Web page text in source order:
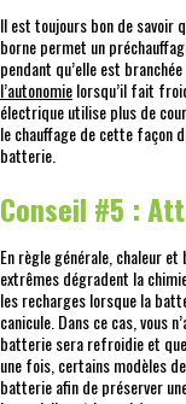
Il est toujours bon de savoir
borne permet un
pendant qu’elle est
l’autonomielorsqu’il fait
électrique utilise plus de
le chauffage de cette façon
batterie.
Conseil #5 :
En règle générale, chaleur
extrêmes dégradent la
les recharges lorsque la
canicule. Dans ce cas, vous
batterie sera refroidie et
une fois, certains modèles
batterie afin de préserver